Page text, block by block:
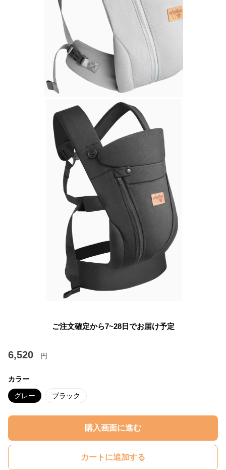
ご注文確定から7~28日でお届け予定
6,520 円
カラー
グレー ブラック
購入画面に進む
カートに追加する